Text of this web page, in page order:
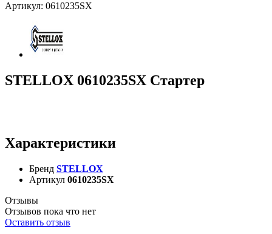
Артикул: 0610235SX
STELLOX 0610235SX Стартер
Характеристики
Бренд STELLOX
Артикул 0610235SX
Отзывы
Отзывов пока что нет
Оставить отзыв